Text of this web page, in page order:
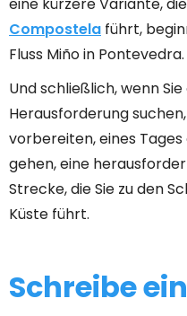
Compostela führt,
Fluss Miño in Pontevedra.
Und schließlich, wenn
Herausforderung
vorbereiten, eines Tages
gehen, eine
Strecke, die Sie zu den
Küste führt.
Schreibe